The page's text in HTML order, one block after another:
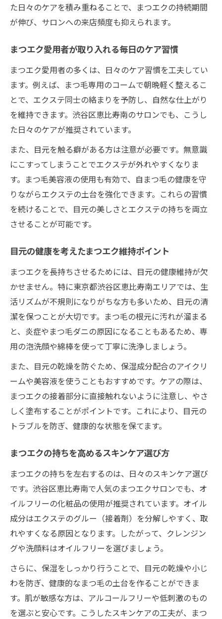
た日々のケアを積み重ねることで、まつエクの持続期間
が伸び、サロンへの来店頻度も抑えられます。
まつエク愛用者が取り入れる毎日のケア習慣
まつエク愛用者の多くは、日々のケア習慣を工夫してい
ます。例えば、まつ毛専用のコームで朝晩軽く整えるこ
とで、エクステ同士の絡まりを予防し、自然な仕上がり
を維持できます。渋谷区恵比寿南のサロンでも、こうし
た日々のケアが推奨されています。
また、目元を触る癖がある方は注意が必要です。無意識
にこすってしまうことでエクステが外れやすくなりま
す。まつ毛美容液の使用も有効で、自まつ毛の健康を守
りながらエクステの土台を強化できます。これらの習慣
を続けることで、目元の美しさとエクステの持ちを両立
させることが可能です。
目元の健康を考えたまつエク維持ポイント
まつエクを長持ちさせるためには、目元の健康維持が欠
かせません。特に東京都渋谷区恵比寿南エリアでは、生
活リズムが不規則になりがちな方も多いため、目元の清
潔を保つことが大切です。まつ毛の根元に汚れが溜まる
と、炎症やまつ毛ダニの原因になることもあるため、専
用の泡洗顔や綿棒を使って丁寧に洗浄しましょう。
また、目元の乾燥を防ぐため、保湿成分配合のアイクリ
ームや美容液を使うこともおすすめです。ケアの際は、
まつエクの接着部分に直接触れないように注意し、やさ
しく塗布することがポイントです。これにより、目元の
トラブルを防ぎ、健康的な状態を保てます。
まつエクの持ちを高めるスキンケア選び方
まつエクの持ちを左右するのは、日々のスキンケア選び
です。渋谷区恵比寿南で人気のまつエクサロンでも、オ
イルフリーの化粧品の使用が推奨されています。オイル
成分はエクステのグルー（接着剤）を分解しやすく、取
れやすくなる原因となります。したがって、クレンジン
グや洗顔料はオイルフリーを選びましょう。
さらに、保湿をしっかり行うことで、目元の乾燥や小じ
わを防ぎ、健康的なまつ毛の土台を作ることができま
す。肌が敏感な方は、アルコールフリーや低刺激のもの
を選ぶと安心です。こうしたスキンケアの工夫が、まつ